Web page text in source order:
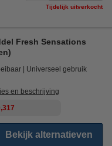
Tijdelijk uitverkocht
Fresh Sensations
Universeel gebruik
en beschrijving
Bekijk alternatieven